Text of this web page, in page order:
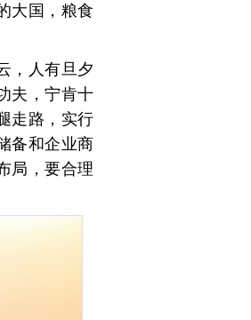
大国，粮食
，人有旦夕
夫，宁肯十
走路，实行
备和企业商
局，要合理